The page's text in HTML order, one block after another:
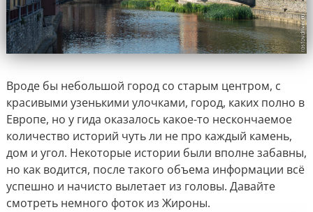
Вроде бы небольшой город со старым центром, с
красивыми узенькими улочками, город, каких полно в
Европе, но у гида оказалось какое-то нескончаемое
количество историй чуть ли не про каждый камень,
дом и угол. Некоторые истории были вполне забавны,
но как водится, после такого объема информации всё
успешно и начисто вылетает из головы. Давайте
смотреть немного фоток из Жироны.